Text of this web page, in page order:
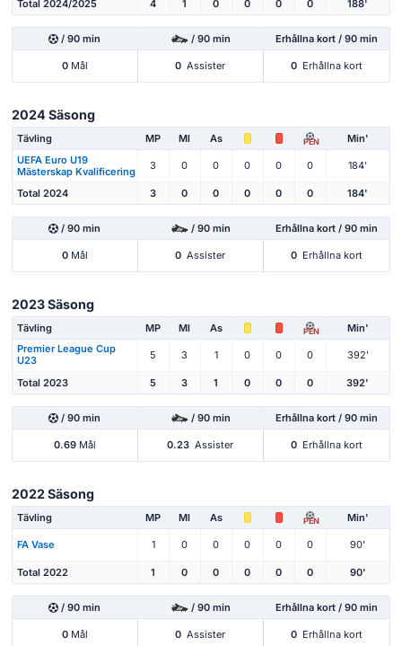
Total 2024/2025 4 1 0 0 0 0 188'
/ 90 min / 90 min Erhållna kort / 90 min
0Mål 0 Assister 0 Erhållna kort
2024 Säsong
Tävling MP Ml As PEN
Min'
UEFA Euro U19
Mästerskap Kvalificering
3 0 0 0 0 0 184'
Total 2024 3 0 0 0 0 0 184'
/ 90 min / 90 min Erhållna kort / 90 min
0Mål 0 Assister 0 Erhållna kort
2023 Säsong
Tävling MP Ml As PEN
Min'
Premier League Cup
U23
5 3 1 0 0 0 392'
Total 2023 5 3 1 0 0 0 392'
/ 90 min / 90 min Erhållna kort / 90 min
0.69Mål 0.23 Assister 0 Erhållna kort
2022 Säsong
Tävling MP Ml As PEN Min'
FA Vase 1 0 0 0 0 0 90'
Total 2022 1 0 0 0 0 0 90'
/ 90 min / 90 min Erhållna kort / 90 min
0Mål 0 Assister 0 Erhållna kort